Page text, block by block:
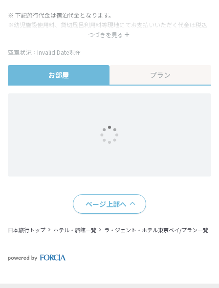
つづきを見る
※ 下記旅行代金は宿泊代金となります。
※幼児施設使用料、貸切風呂利用料等現地にてお支払いいただく代金は税込
み表記となりますが、消費税増税に伴い代金が一部変更となる場合がござい
※表示されている旅行代金・プラン内容は一定時間ごとに更新されます。最
終確認画面でご確認ください。
空室状況：Invalid Date現在
お部屋 プラン
ページ上部へ
日本旅行トップ ホテル・旅館一覧 ラ・ジェント・ホテル東京ベイ/プラン一覧